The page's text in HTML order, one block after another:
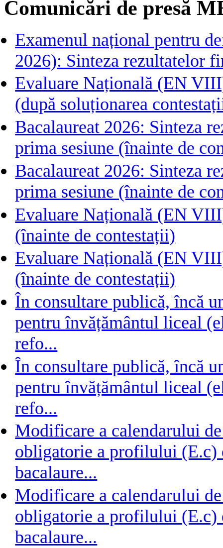
Comunicări de presă
Examenul național pentru
2026): Sinteza rezultatelor
Evaluare Națională (EN
(după soluționarea
Bacalaureat 2026: Sinteza
prima sesiune (înainte de
Bacalaureat 2026: Sinteza
prima sesiune (înainte de
Evaluare Națională (EN
(înainte de contestații)
Evaluare Națională (EN
(înainte de contestații)
În consultare publică, încă
pentru învățământul liceal
refo...
În consultare publică, încă
pentru învățământul liceal
refo...
Modificare a calendarului
obligatorie a profilului (E.c)
bacalaure...
Modificare a calendarului
obligatorie a profilului (E.c)
bacalaure...